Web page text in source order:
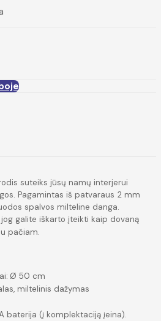
suteiks jūsų namų interjerui
Pagamintas iš patvaraus 2 mm
spalvos milteline danga.
galite iškarto įteikti kaip dovaną
pačiam.
Ø 50 cm
miltelinis dažymas
baterija (į komplektaciją įeina).